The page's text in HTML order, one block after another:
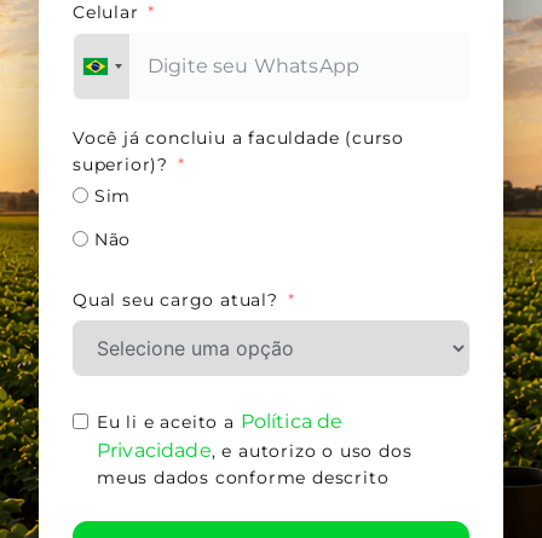
Celular
Você já concluiu a faculdade (curso
superior)?
Sim
Não
Qual seu cargo atual?
Eu li e aceito a Política de
Privacidade, e autorizo o uso dos
meus dados conforme descrito